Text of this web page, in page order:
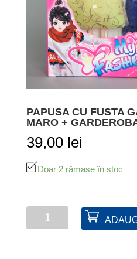
PAPUSA CU FUSTA
MARO +
39,00 lei
Doar 2 rămase în stoc
Cantitate
Papusa
fusta